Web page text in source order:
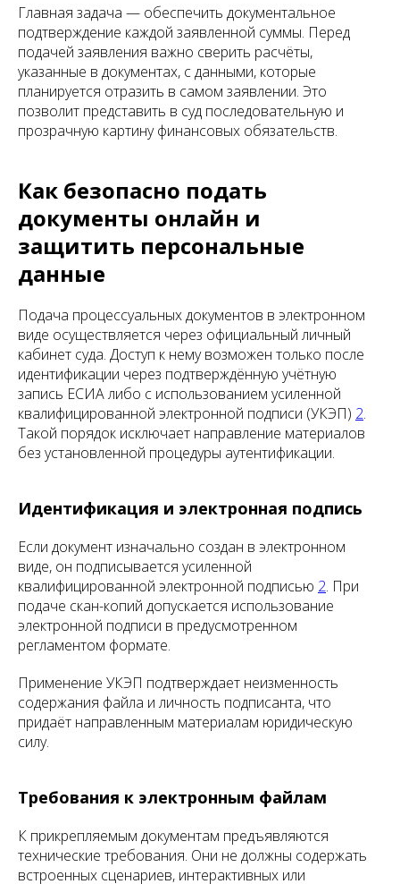
Главная задача — обеспечить документальное
подтверждение каждой заявленной суммы. Перед
подачей заявления важно сверить расчёты,
указанные в документах, с данными, которые
планируется отразить в самом заявлении. Это
позволит представить в суд последовательную и
прозрачную картину финансовых обязательств.
Как безопасно подать
документы онлайн и
защитить персональные
данные
Подача процессуальных документов в электронном
виде осуществляется через официальный личный
кабинет суда. Доступ к нему возможен только после
идентификации через подтверждённую учётную
запись ЕСИА либо с использованием усиленной
квалифицированной электронной подписи (УКЭП) 2.
Такой порядок исключает направление материалов
без установленной процедуры аутентификации.
Идентификация и электронная подпись
Если документ изначально создан в электронном
виде, он подписывается усиленной
квалифицированной электронной подписью 2. При
подаче скан-копий допускается использование
электронной подписи в предусмотренном
регламентом формате.
Применение УКЭП подтверждает неизменность
содержания файла и личность подписанта, что
придаёт направленным материалам юридическую
силу.
Требования к электронным файлам
К прикрепляемым документам предъявляются
технические требования. Они не должны содержать
встроенных сценариев, интерактивных или